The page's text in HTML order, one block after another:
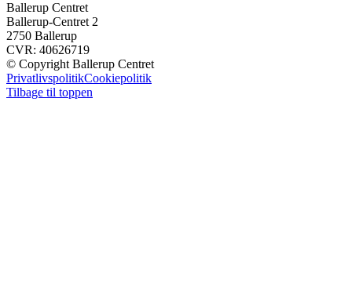
Ballerup Centret
Ballerup-Centret 2
2750 Ballerup
CVR: 40626719
© Copyright Ballerup Centret
PrivatlivspolitikCookiepolitik
Tilbage til toppen